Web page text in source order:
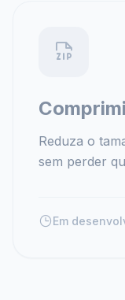
Reduza o
sem perder
Em